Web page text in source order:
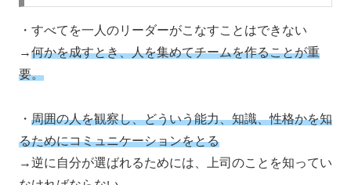
・すべてを一人のリーダーがこなすことはできない
→何かを成すとき、人を集めてチームを作ることが重
要。
・ 周囲の人を観察し、どういう能力、知識、性格かを知
るためにコミュニケーションをとる
→逆に自分が選ばれるためには、上司のことを知ってい